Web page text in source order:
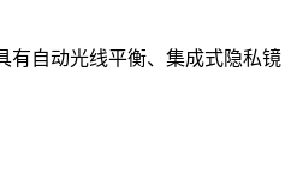
有自动光线平衡、集成式隐私镜